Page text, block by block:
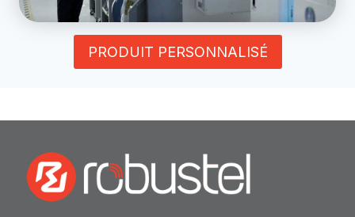
PRODUIT PERSONNALISÉ